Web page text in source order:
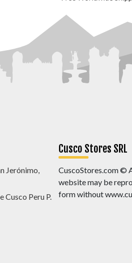
Jerónimo,
Peru P.
Cusco Stores SRL
CuscoStores.com ©
website may be
form without